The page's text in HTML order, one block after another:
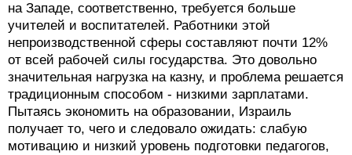
на Западе, соответственно, требуется больше
учителей и воспитателей. Работники этой
непроизводственной сферы составляют почти 12%
от всей рабочей силы государства. Это довольно
значительная нагрузка на казну, и проблема решается
традиционным способом - низкими зарплатами.
Пытаясь экономить на образовании, Израиль
получает то, чего и следовало ожидать: слабую
мотивацию и низкий уровень подготовки педагогов,